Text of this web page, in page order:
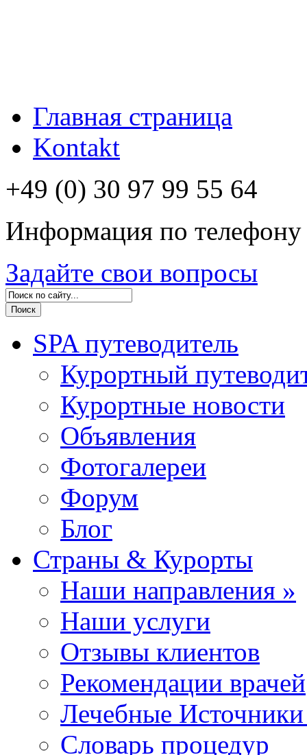
Главная страница
Kontakt
+49 (0) 30 97 99 55 64
Информация по телефону
Задайте свои вопросы
SPA путеводитель
Курортный
Курортные новости
Объявления
Фотогалереи
Форум
Блог
Страны & Курорты
Наши направления »
Наши услуги
Отзывы клиентов
Рекомендации врачей
Лечебные
Словарь процедур